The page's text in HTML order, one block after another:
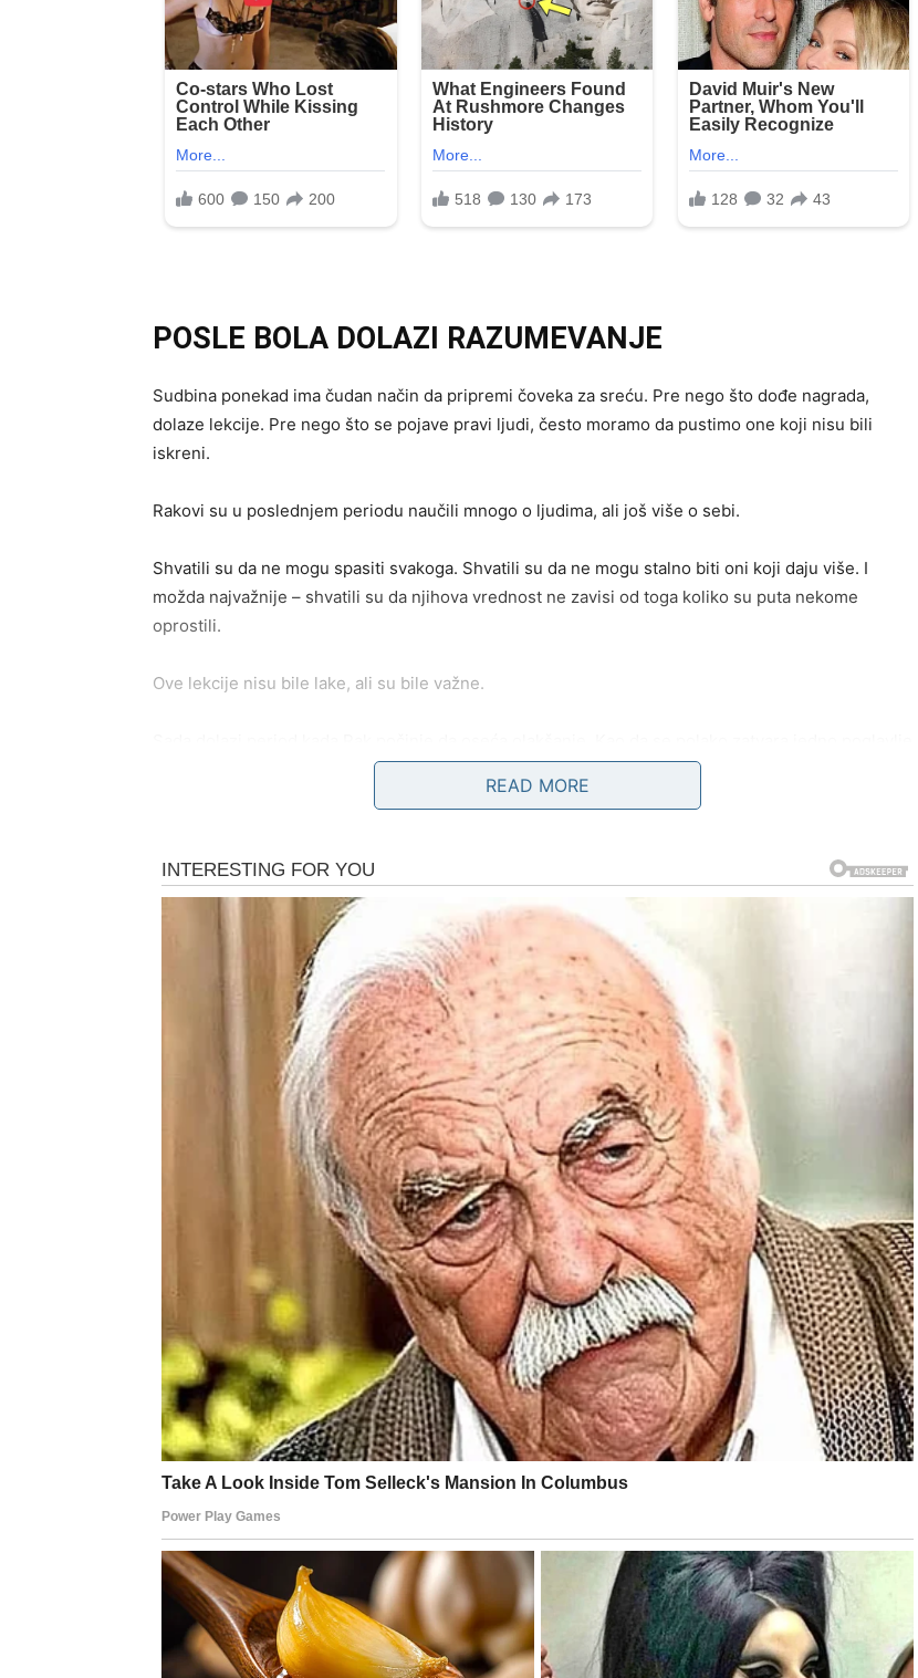
POSLE BOLA DOLAZI RAZUMEVANJE
Sudbina ponekad ima čudan način da pripremi čoveka za sreću. Pre nego što dođe nagrada,
dolaze lekcije. Pre nego što se pojave pravi ljudi, često moramo da pustimo one koji nisu bili
iskreni.
Rakovi su u poslednjem periodu naučili mnogo o ljudima, ali još više o sebi.
Shvatili su da ne mogu spasiti svakoga. Shvatili su da ne mogu stalno biti oni koji daju više. I
možda najvažnije – shvatili su da njihova vrednost ne zavisi od toga koliko su puta nekome
oprostili.
Ove lekcije nisu bile lake, ali su bile važne.
života koje je bilo puno emotivnih turbulencija.
Rak počinje da shvata da život nije samo borba – ponekad je i nagrada za sve ono dobro što je dao.
LJUBAV – SRCE KOJE ZASLUŽUJE PRAVU LJUBAV
Rak je jedan od najromantičnijih znakova zodijaka. Kada voli, voli iskreno, verno i bez kalkulacije.
Njegova ljubav nije prolazna niti površna – ona je duboka i trajna.
Ali upravo zato su razočaranja u ljubavi za Raka posebno bolna.
U prethodnom periodu mnogi Rakovi su morali da zatvore vrata odnosima koji nisu donosili
sigurnost. Neki su shvatili da osoba koju su voleli nije bila spremna na istu dubinu emocija.
Neki su dugo čekali da se nešto promeni, da se partner potrudi ili da odnos dobije stabilnost koju
su želeli.
Period koji dolazi donosi novu energiju u ljubavi.
Za slobodne Rakove postoji velika mogućnost da se pojavi osoba koja donosi mir, sigurnost i
iskrenu emociju. To neće biti odnos pun nesigurnosti ili nejasnih signala.
Ovaj susret može probuditi u Rakovima veru da prava ljubav zaista postoji.
Za Rakove koji su u vezi dolazi period stabilizacije. Nesporazumi koji su možda postojali mogu se
razjasniti, a odnos može postati dublji i snažniji.
READ MORE